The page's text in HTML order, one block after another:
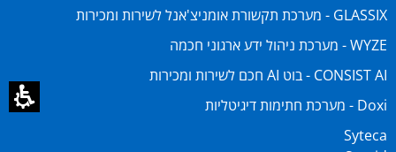
GLASSIX - מערכת תקשורת אומניצ'אנל לשירות ומכירות
WYZE - מערכת ניהול ידע ארגוני חכמה
CONSIST AI - בוט AI חכם לשירות ומכירות
Doxi - מערכת חתימות דיגיטליות
Syteca